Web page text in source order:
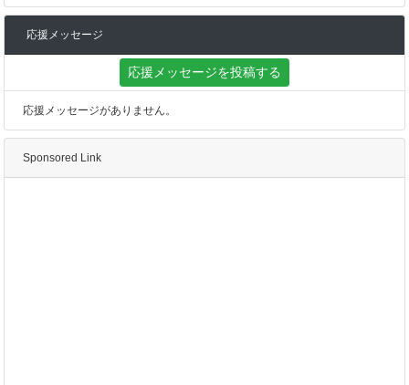
応援メッセージ
応援メッセージを投稿する
応援メッセージがありません。
Sponsored Link